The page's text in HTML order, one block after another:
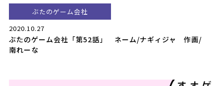
ぶたのゲーム会社
2020.10.27
ぶたのゲーム会社「第52話」 ネーム/ナギィジャ 作画/
南れーな